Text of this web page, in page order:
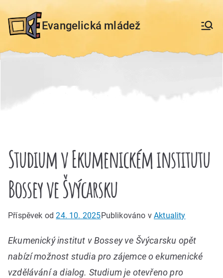
na
Evangelická mládež
Studium v Ekumenickém institutu
Bossey ve Švýcarsku
Příspěvek od24. 10. 2025Publikováno vAktuality
Ekumenický institut v Bossey ve Švýcarsku opět
nabízí možnost studia pro zájemce o ekumenické
vzdělávání a dialog. Studium je otevřeno pro